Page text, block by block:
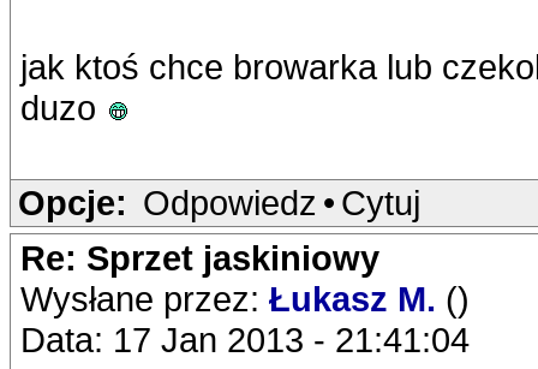
jak ktoś chce browarka lub
duzo
Opcje: Odpowiedz • Cytuj
Re: Sprzet jaskiniowy
Wysłane przez: Łukasz M. ()
Data: 17 Jan 2013 - 21:41:04